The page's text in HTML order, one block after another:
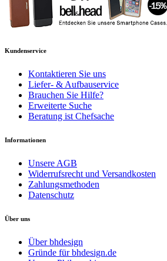
Kundenservice
Kontaktieren Sie uns
Liefer- & Aufbauservice
Brauchen Sie Hilfe?
Erweiterte Suche
Beratung ist Chefsache
Informationen
Unsere AGB
Widerrufsrecht und Versandkosten
Zahlungsmethoden
Datenschutz
Über uns
Über bhdesign
Gründe für bhdesign.de